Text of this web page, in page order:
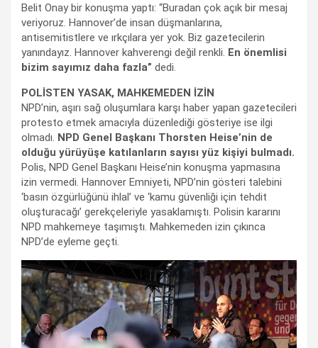
Belit Onay bir konuşma yaptı: “Buradan çok açık bir mesaj
veriyoruz. Hannover’de insan düşmanlarına,
antisemitistlere ve ırkçılara yer yok. Biz gazetecilerin
yanındayız. Hannover kahverengi değil renkli. En önemlisi
bizim sayımız daha fazla” dedi.
POLİSTEN YASAK, MAHKEMEDEN İZİN
NPD’nin, aşırı sağ oluşumlara karşı haber yapan gazetecileri
protesto etmek amacıyla düzenlediği gösteriye ise ilgi
olmadı. NPD Genel Başkanı Thorsten Heise’nin de
olduğu yürüyüşe katılanların sayısı yüz kişiyi bulmadı.
Polis, NPD Genel Başkanı Heise’nin konuşma yapmasına
izin vermedi. Hannover Emniyeti, NPD’nin gösteri talebini
‘basın özgürlüğünü ihlal’ ve ‘kamu güvenliği için tehdit
oluşturacağı’ gerekçeleriyle yasaklamıştı. Polisin kararını
NPD mahkemeye taşımıştı. Mahkemeden izin çıkınca
NPD’de eyleme geçti.